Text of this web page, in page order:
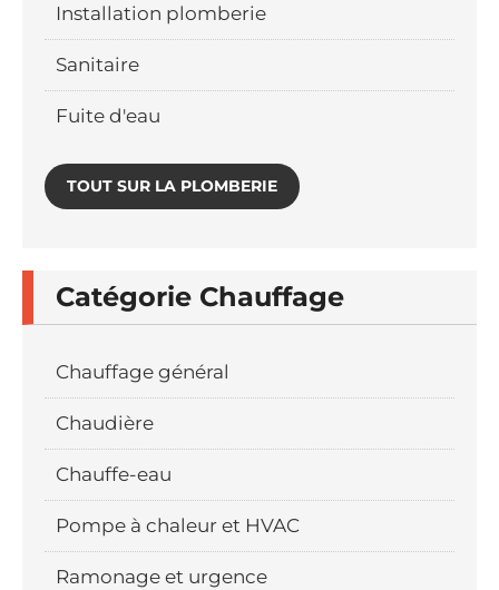
Installation plomberie
Sanitaire
Fuite d'eau
TOUT SUR LA PLOMBERIE
Catégorie Chauffage
Chauffage général
Chaudière
Chauffe-eau
Pompe à chaleur et HVAC
Ramonage et urgence